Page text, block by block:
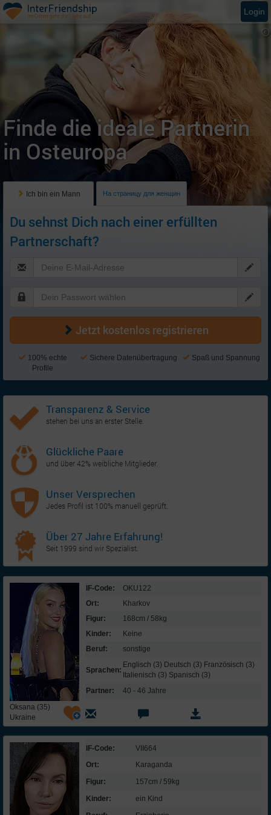
Finde die ideale Partnerin
in Osteuropa
Ich bin ein Mann На страницу для женщин
Du sehnst Dich nach einer erfüllten
Partnerschaft?
Jetzt kostenlos registrieren
100% echte
Profile
Sichere Datenübertragung Spaß und Spannung
Transparenz & Service
stehen bei uns an erster Stelle.
Glückliche Paare
und über 42% weibliche Mitglieder.
Unser Versprechen
Jedes Profil ist 100% manuell geprüft.
Über 27 Jahre Erfahrung!
Seit 1999 sind wir Spezialist.
Oksana (35)
Ukraine
IF-Code:
OKU122
Ort:
Kharkov
Figur:
168cm / 58kg
Kinder:
Keine
Beruf:
sonstige
Sprachen:
Englisch (3) Deutsch (3) Französisch (3)
Italienisch (3) Spanisch (3)
Partner:
40 - 46 Jahre
IF-Code:
VII664
Ort:
Karaganda
Figur:
157cm / 59kg
Kinder:
ein Kind
Login